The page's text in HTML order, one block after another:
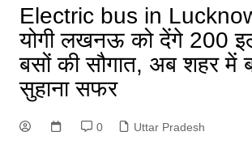
Electric bus in
योगी लखनऊ को देंगे 200
बसों की सौगात, अब शहर में
सुहाना सफर
0 Uttar Pradesh